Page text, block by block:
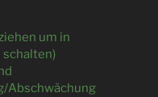
um in
schalten)
Abschwächung